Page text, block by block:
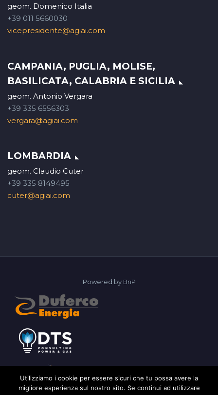
geom. Domenico Italia
+39 011 5660030
vicepresidente@agiai.com
CAMPANIA, PUGLIA, MOLISE,
BASILICATA, CALABRIA E SICILIA
geom. Antonio Vergara
+39 335 6556303
vergara@agiai.com
LOMBARDIA
geom. Claudio Cuter
+39 335 8149495
cuter@agiai.com
Powered by BnP
Utilizziamo i cookie per essere sicuri che tu possa avere la
migliore esperienza sul nostro sito. Se continui ad utilizzare